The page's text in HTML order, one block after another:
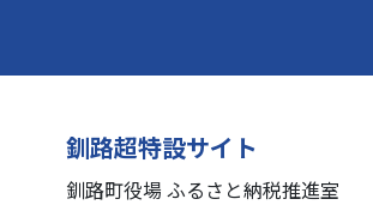
釧路超特設サイト
釧路町役場 ふるさと納税推進室